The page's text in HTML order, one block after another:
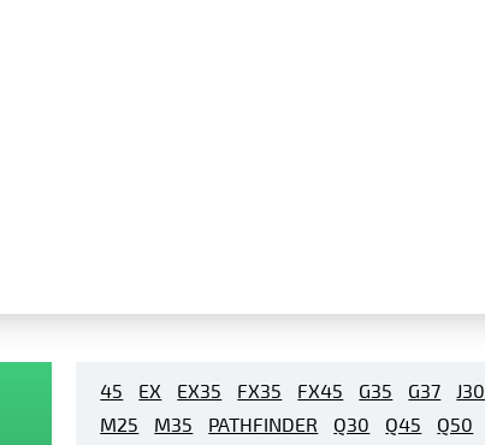
45 EX EX35 FX35 FX45 G35 G37 J30
M25
M35 PATHFINDER Q30 Q45 Q50